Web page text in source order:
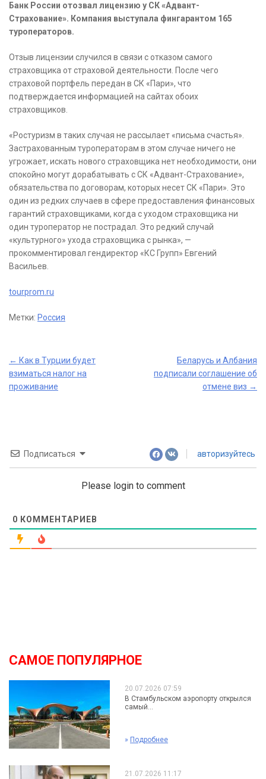
Банк России отозвал лицензию у СК «Адвант-
Страхование». Компания выступала фингарантом 165
туроператоров.
Отзыв лицензии случился в связи с отказом самого
страховщика от страховой деятельности. После чего
страховой портфель передан в СК «Пари», что
подтверждается информацией на сайтах обоих
страховщиков.
«Ростуризм в таких случая не рассылает «письма счастья».
Застрахованным туроператорам в этом случае ничего не
угрожает, искать нового страховщика нет необходимости, они
спокойно могут дорабатывать с СК «Адвант-Страхование»,
обязательства по договорам, которых несет СК «Пари». Это
один из редких случаев в сфере предоставления финансовых
гарантий страховщиками, когда с уходом страховщика ни
один туроператор не пострадал. Это редкий случай
«культурного» ухода страховщика с рынка», —
прокомментировал гендиректор «КС Групп» Евгений
Васильев.
tourprom.ru
Метки: Россия
Post
navigation
← Как в Турции будет
взиматься налог на
проживание
Беларусь и Албания
подписали соглашение об
отмене виз →
Подписаться авторизуйтесь
Please login to comment
0 КОММЕНТАРИЕВ
САМОЕ ПОПУЛЯРНОЕ
20.07.2026 07:59
В Стамбульском аэропорту открылся
самый...
» Подробнее
21.07.2026 11:17